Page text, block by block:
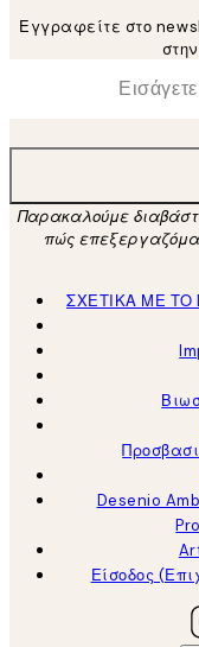
Εγγραφείτε στο
Ηλεκτρονική
Παρακαλούμε
πώς
ΣΧΕΤΙΚΑ ΜΕ ΤΟ
Desenio
Είσοδος